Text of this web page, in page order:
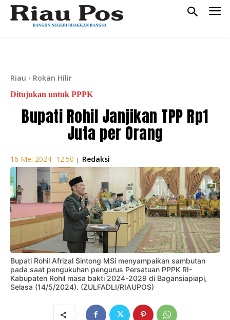
Riau Rokan Hilir
Ditujukan untuk PPPK
Bupati Rohil Janjikan TPP Rp1
Juta per Orang
16 Mei 2024 -12:50 | Redaksi
Bupati Rohil Afrizal Sintong MSi menyampaikan sambutan
pada saat pengukuhan pengurus Persatuan PPPK RI-
Kabupaten Rohil masa bakti 2024-2029 di Bagansiapiapi,
Selasa (14/5/2024). (ZULFADLI/RIAUPOS)